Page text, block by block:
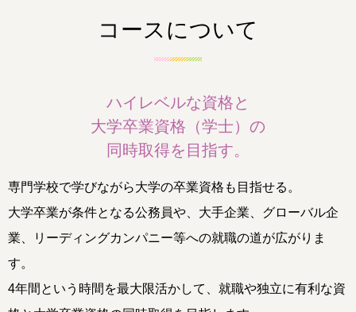
コースについて
ハイレベルな資格と
大学卒業資格（学士）の
同時取得を目指す。
専門学校で学びながら大学の卒業資格も目指せる。
大学卒業が条件となる公務員や、大手企業、グローバル企
業、リーディングカンパニー等への就職の道が広がりま
す。
4年間という時間を最大限活かして、就職や独立に有利な資